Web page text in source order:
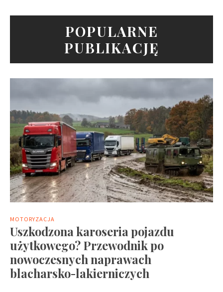
POPULARNE
PUBLIKACJĘ
MOTORYZACJA
Uszkodzona karoseria pojazdu
użytkowego? Przewodnik po
nowoczesnych naprawach
blacharsko-lakierniczych